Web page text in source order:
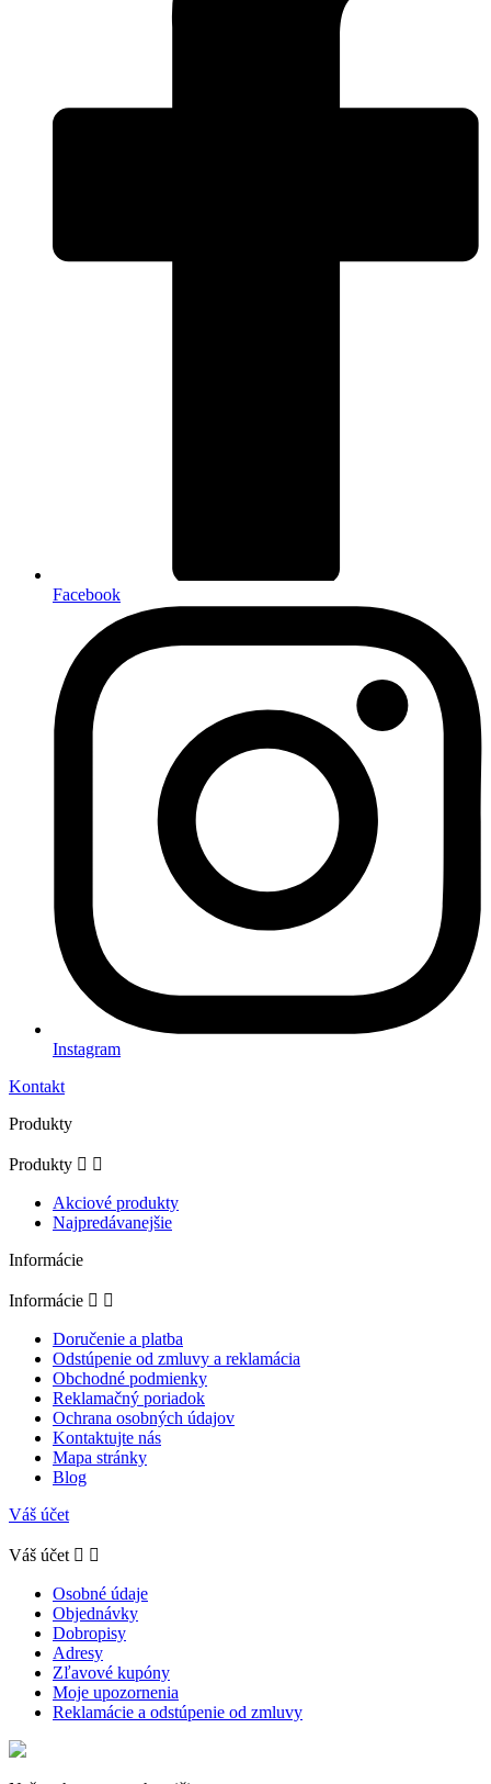
Facebook
Instagram
Kontakt
Produkty
Produkty  
Akciové produkty
Najpredávanejšie
Informácie
Informácie  
Doručenie a platba
Odstúpenie od zmluvy a reklamácia
Obchodné podmienky
Reklamačný poriadok
Ochrana osobných údajov
Kontaktujte nás
Mapa stránky
Blog
Váš účet
Váš účet  
Osobné údaje
Objednávky
Dobropisy
Adresy
Zľavové kupóny
Moje upozornenia
Reklamácie a odstúpenie od zmluvy